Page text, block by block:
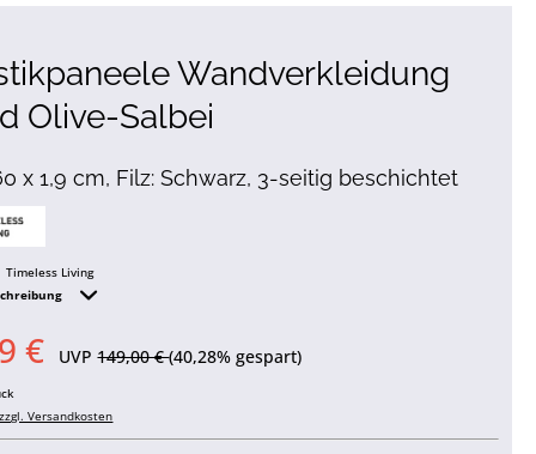
Wandverkleidung
Olive-Salbei
x 1,9 cm, Filz: Schwarz, 3-seitig beschichtet
Timeless Living
€ UVP149,00 €(40,28% gespart)
zzgl. Versandkosten